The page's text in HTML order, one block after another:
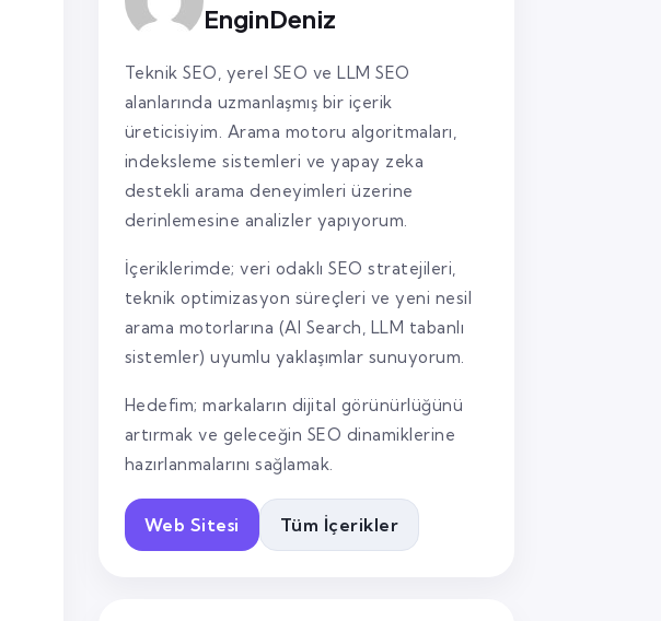
EnginDeniz
Teknik SEO, yerel SEO ve LLM SEO
alanlarında uzmanlaşmış bir içerik
üreticisiyim. Arama motoru algoritmaları,
indeksleme sistemleri ve yapay zeka
destekli arama deneyimleri üzerine
derinlemesine analizler yapıyorum.
İçeriklerimde; veri odaklı SEO stratejileri,
teknik optimizasyon süreçleri ve yeni nesil
arama motorlarına (AI Search, LLM tabanlı
sistemler) uyumlu yaklaşımlar sunuyorum.
Hedefim; markaların dijital görünürlüğünü
artırmak ve geleceğin SEO dinamiklerine
hazırlanmalarını sağlamak.
Web Sitesi Tüm İçerikler